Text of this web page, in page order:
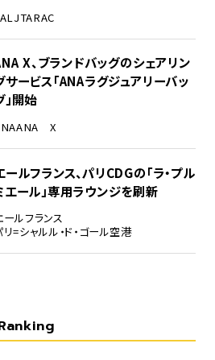
JTARAC
X、ブランドバッグのシェアリン
サービス「ANAラグジュアリーバッ
」開始
ANA X
ールフランス、パリCDGの「ラ・プル
エール」専用ラウンジを刷新
ールフランス
リ=シャルル・ド・ゴール空港